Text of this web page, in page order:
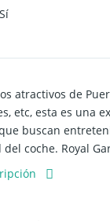
Sí
atractivos de
etc, esta es una
buscan
coche. Royal
y segura con
disfruta de